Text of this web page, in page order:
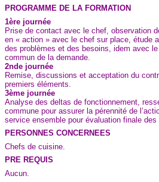
PROGRAMME DE LA FORMATION
1ère journée
Prise de contact avec le chef, observation
en « action » avec le chef sur place, étude
des problèmes et des besoins, idem avec
commun de la demande.
2nde journée
Remise, discussions et acceptation du
premiers éléments.
3ème journée
Analyse des deltas de fonctionnement,
commune pour assurer la pérennité de
service ensemble pour évaluation finale
PERSONNES CONCERNEES
Chefs de cuisine.
PRE REQUIS
Aucun.